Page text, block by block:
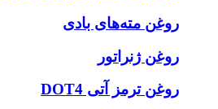
روغن مته‌های بادی
روغن ژنراتور
روغن ترمز آتی DOT4